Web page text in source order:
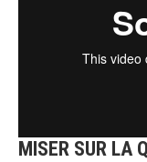
MISER SUR LA